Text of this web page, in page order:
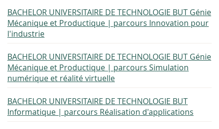
BACHELOR UNIVERSITAIRE DE TECHNOLOGIE BUT Génie
Mécanique et Productique | parcours Innovation pour
l'industrie
BACHELOR UNIVERSITAIRE DE TECHNOLOGIE BUT Génie
Mécanique et Productique | parcours Simulation
numérique et réalité virtuelle
BACHELOR UNIVERSITAIRE DE TECHNOLOGIE BUT
Informatique | parcours Réalisation d'applications